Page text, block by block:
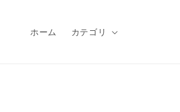
ホーム カテゴリ